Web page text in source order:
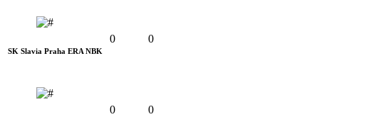
SK Slavia Praha ERA NBK
0 0
0 0